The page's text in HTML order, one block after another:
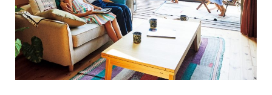
場をお待 ...続きを読む
BESS高崎 LOGWAYだより 全国のBESS
シェア
2026年08月04日